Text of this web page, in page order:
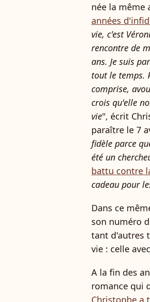
née la même
années
vie, c'est
rencontre de
ans. Je suis
tout le temps.
comprise,
crois qu'elle
vie", écrit
paraître le 7
fidèle parce
été un
battu contre
cadeau pour
Dans ce
son numéro
tant d'autres
vie : celle avec
A la fin des
romance qui
Christophe a